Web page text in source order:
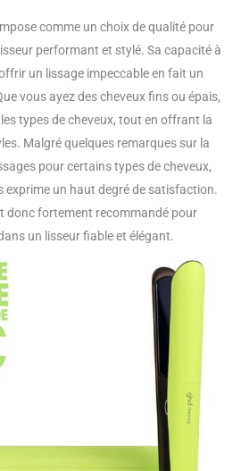
comme un choix de qualité pour
performant et stylé. Sa capacité à
un lissage impeccable en fait un
vous ayez des cheveux fins ou épais,
types de cheveux, tout en offrant la
Malgré quelques remarques sur la
pour certains types de cheveux,
exprime un haut degré de satisfaction.
donc fortement recommandé pour
un lisseur fiable et élégant.